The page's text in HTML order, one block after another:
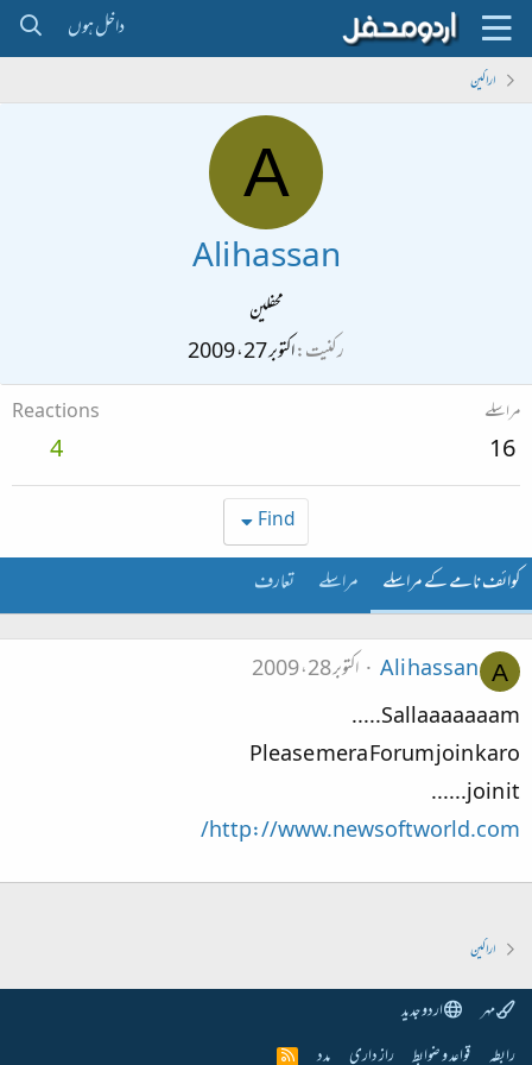
داخل ہوں
اراکین
A
Ali hassan
محفلین
رکنیت اکتوبر 27، 2009
مراسلے
16
Reactions
4
Find
کوائف نامے کے مراسلے مراسلے تعارف
A
Ali hassan
اکتوبر 28، 2009
Sallaaaaaaam.....
Please mera Forum join karo
join it......
http://www.newsoftworld.com/
اراکین
مہر
اردو جدید
رابطہ قواعد و ضوابط راز داری مدد
R